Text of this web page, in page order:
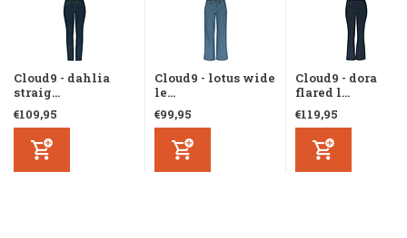
Cloud9 - dahlia
straig...
€109,95
Cloud9 - lotus wide
le...
€99,95
Cloud9 - dora
flared l...
€119,95